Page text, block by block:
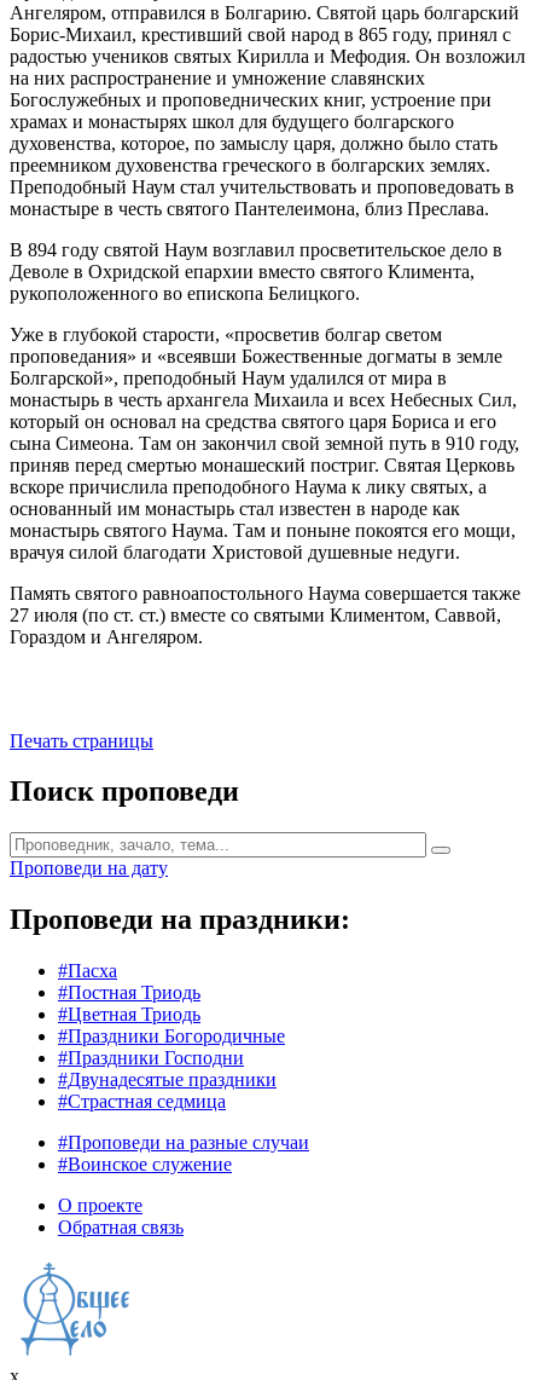
Ангеляром, отправился в Болгарию. Святой царь болгарский
Борис-Михаил, крестивший свой народ в 865 году, принял с
радостью учеников святых Кирилла и Мефодия. Он возложил
на них распространение и умножение славянских
Богослужебных и проповеднических книг, устроение при
храмах и монастырях школ для будущего болгарского
духовенства, которое, по замыслу царя, должно было стать
преемником духовенства греческого в болгарских землях.
Преподобный Наум стал учительствовать и проповедовать в
монастыре в честь святого Пантелеимона, близ Преслава.
В 894 году святой Наум возглавил просветительское дело в
Деволе в Охридской епархии вместо святого Климента,
рукоположенного во епископа Белицкого.
Уже в глубокой старости, «просветив болгар светом
проповедания» и «всеявши Божественные догматы в земле
Болгарской», преподобный Наум удалился от мира в
монастырь в честь архангела Михаила и всех Небесных Сил,
который он основал на средства святого царя Бориса и его
сына Симеона. Там он закончил свой земной путь в 910 году,
приняв перед смертью монашеский постриг. Святая Церковь
вскоре причислила преподобного Наума к лику святых, а
основанный им монастырь стал известен в народе как
монастырь святого Наума. Там и поныне покоятся его мощи,
врачуя силой благодати Христовой душевные недуги.
Память святого равноапостольного Наума совершается также
27 июля (по ст. ст.) вместе со святыми Климентом, Саввой,
Гораздом и Ангеляром.
Печать страницы
Поиск проповеди
Проповеди на дату
Проповеди на праздники:
#Пасха
#Постная Триодь
#Цветная Триодь
#Праздники Богородичные
#Праздники Господни
#Двунадесятые праздники
#Страстная седмица
#Проповеди на разные случаи
#Воинское служение
О проекте
Обратная связь